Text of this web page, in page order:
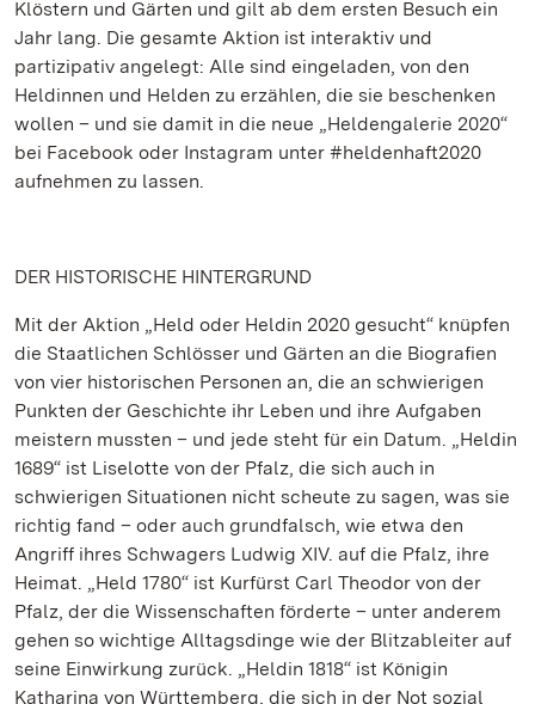
Klöstern und Gärten und gilt ab dem ersten Besuch ein
Jahr lang. Die gesamte Aktion ist interaktiv und
partizipativ angelegt: Alle sind eingeladen, von den
Heldinnen und Helden zu erzählen, die sie beschenken
wollen – und sie damit in die neue „Heldengalerie 2020“
bei Facebook oder Instagram unter #heldenhaft2020
aufnehmen zu lassen.
DER HISTORISCHE HINTERGRUND
Mit der Aktion „Held oder Heldin 2020 gesucht“ knüpfen
die Staatlichen Schlösser und Gärten an die Biografien
von vier historischen Personen an, die an schwierigen
Punkten der Geschichte ihr Leben und ihre Aufgaben
meistern mussten – und jede steht für ein Datum. „Heldin
1689“ ist Liselotte von der Pfalz, die sich auch in
schwierigen Situationen nicht scheute zu sagen, was sie
richtig fand – oder auch grundfalsch, wie etwa den
Angriff ihres Schwagers Ludwig XIV. auf die Pfalz, ihre
Heimat. „Held 1780“ ist Kurfürst Carl Theodor von der
Pfalz, der die Wissenschaften förderte – unter anderem
gehen so wichtige Alltagsdinge wie der Blitzableiter auf
seine Einwirkung zurück. „Heldin 1818“ ist Königin
Katharina von Württemberg, die sich in der Not sozial